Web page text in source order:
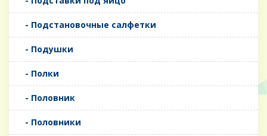
- Подстановочные салфетки
- Подушки
- Полки
- Половник
- Половники